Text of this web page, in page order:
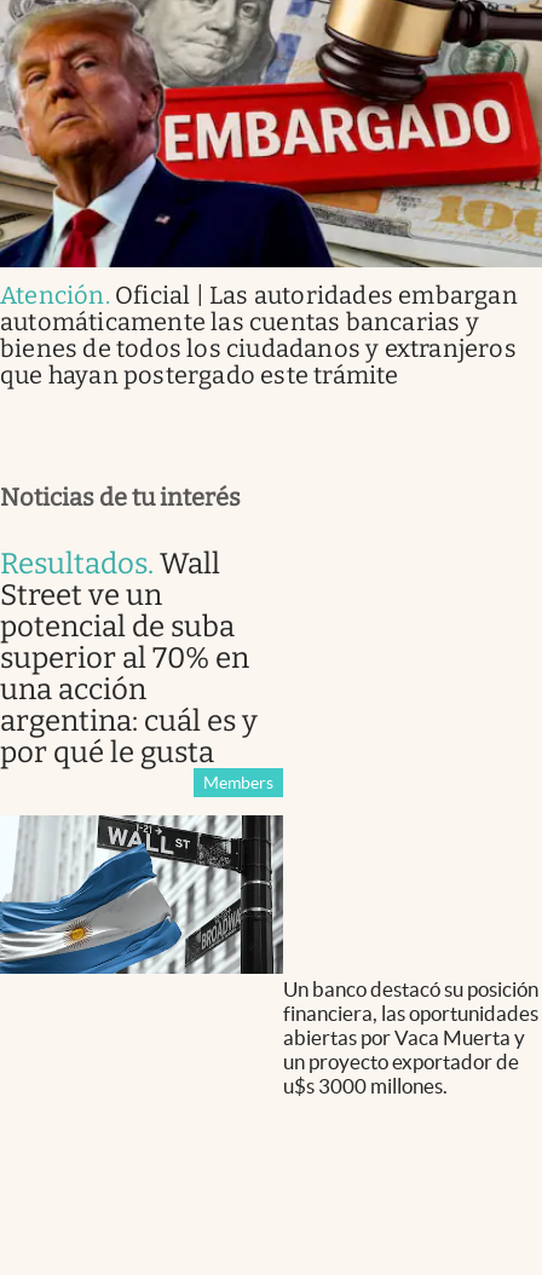
Atención. Oficial | Las autoridades embargan
automáticamente las cuentas bancarias y
bienes de todos los ciudadanos y extranjeros
que hayan postergado este trámite
Noticias de tu interés
Resultados. Wall
Street ve un
potencial de suba
superior al 70% en
una acción
argentina: cuál es y
por qué le gusta
Members
Un banco destacó su posición
financiera, las oportunidades
abiertas por Vaca Muerta y
un proyecto exportador de
u$s 3000 millones.